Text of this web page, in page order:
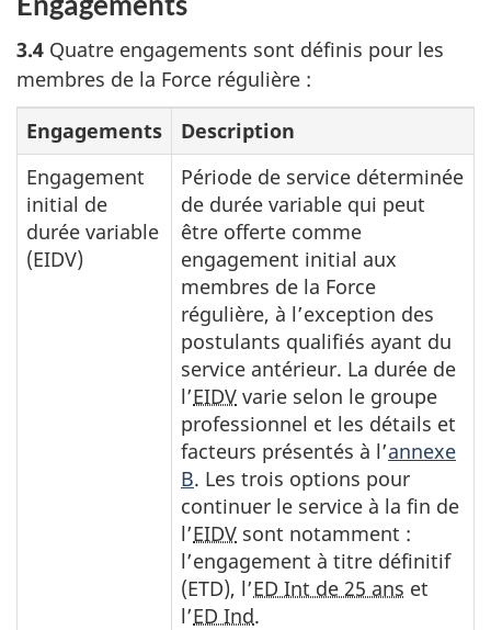
3.4 Quatre engagements sont définis pour les
membres de la Force régulière :
Engagements
Description
Engagement
initial de
durée variable
(EIDV)
Période de service déterminée
de durée variable qui peut
être offerte comme
engagement initial aux
membres de la Force
régulière, à l’exception des
postulants qualifiés ayant du
service antérieur. La durée de
l’EIDV varie selon le groupe
professionnel et les détails et
facteurs présentés à l’annexe
B. Les trois options pour
continuer le service à la fin de
l’EIDV sont notamment :
l’engagement à titre définitif
(ETD), l’ED Int de 25 ans et
l’ED Ind.